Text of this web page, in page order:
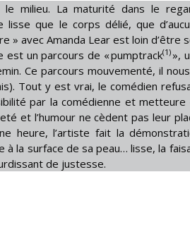
le milieu. La maturité dans le
lisse que le corps délié, que
» avec Amanda Lear est loin d’être
est un parcours de « pumptrack(1)»,
Ce parcours mouvementé, il
Tout y est vrai, le comédien
par la comédienne et metteure
et l’humour ne cèdent pas leur
heure, l’artiste fait la
à la surface de sa peau… lisse, la
de justesse.